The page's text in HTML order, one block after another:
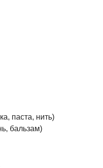
паста, нить)
бальзам)